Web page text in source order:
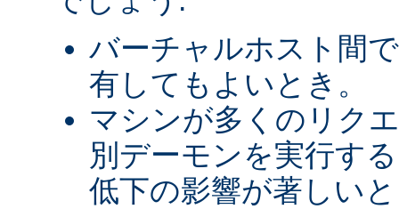
バーチャルホスト間
有してもよいとき。
マシンが多くのリク
別デーモンを実行す
低下の影響が著しい